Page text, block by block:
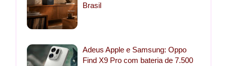
Brasil
Adeus Apple e Samsung: Oppo
Find X9 Pro com bateria de 7.500